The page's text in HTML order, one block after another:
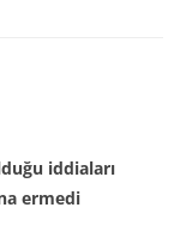
iddiaları
ermedi